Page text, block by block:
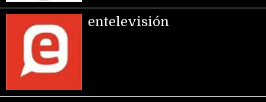
entelevisión